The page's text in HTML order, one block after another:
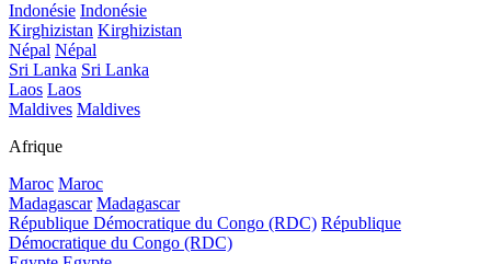
Indonésie Indonésie
Kirghizistan Kirghizistan
Népal Népal
Sri Lanka Sri Lanka
Laos Laos
Maldives Maldives
Afrique
Maroc Maroc
Madagascar Madagascar
République Démocratique du Congo (RDC) République
Démocratique du Congo (RDC)